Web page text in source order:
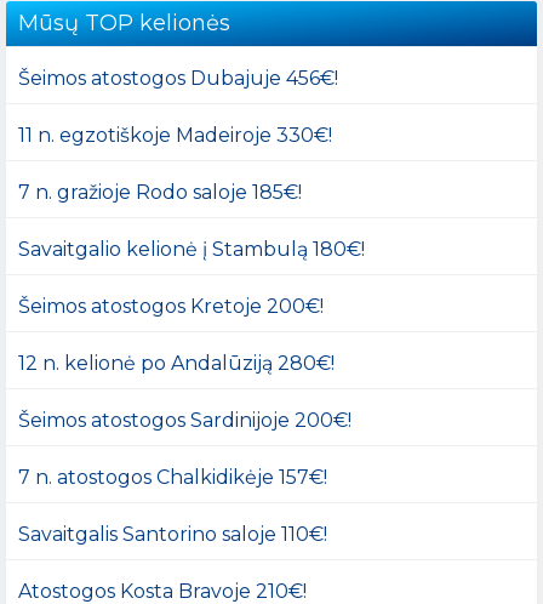
Mūsų TOP kelionės
Šeimos atostogos Dubajuje 456€!
11 n. egzotiškoje Madeiroje 330€!
7 n. gražioje Rodo saloje 185€!
Savaitgalio kelionė į Stambulą 180€!
Šeimos atostogos Kretoje 200€!
12 n. kelionė po Andalūziją 280€!
Šeimos atostogos Sardinijoje 200€!
7 n. atostogos Chalkidikėje 157€!
Savaitgalis Santorino saloje 110€!
Atostogos Kosta Bravoje 210€!